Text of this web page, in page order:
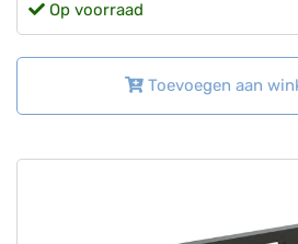
Op voorraad
Toevoegen aan